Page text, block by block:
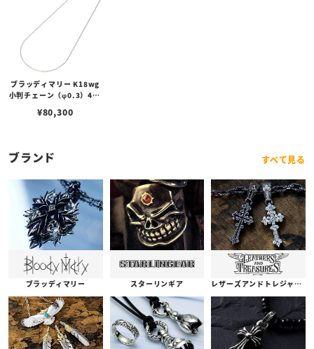
ブラッディマリー K18wg
小判チェーン（φ0.3）45c
¥80,300
ブランド すべて見る
ブラッディマリー スターリンギア レザーズアンドトレジャーズ